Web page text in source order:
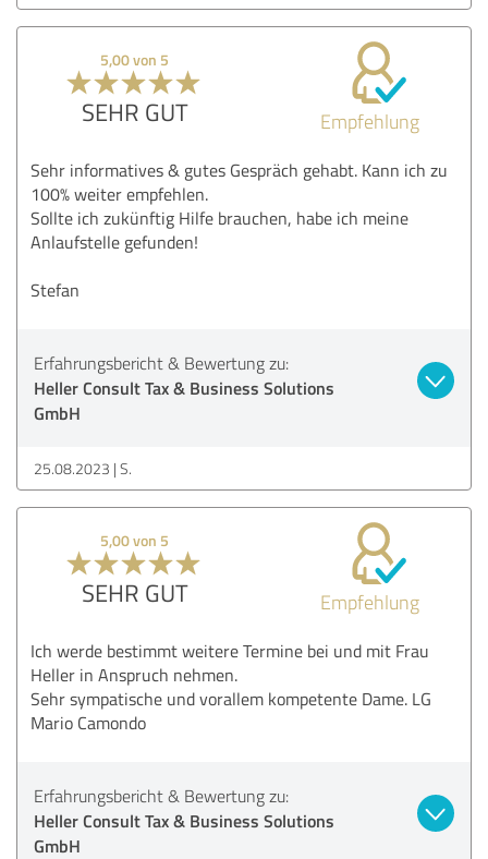
5,00 von 5
SEHR GUT Empfehlung
Sehr informatives & gutes Gespräch gehabt. Kann ich zu
100% weiter empfehlen.
Sollte ich zukünftig Hilfe brauchen, habe ich meine
Anlaufstelle gefunden!
Stefan
Erfahrungsbericht & Bewertung zu:
Heller Consult Tax & Business Solutions
GmbH
25.08.2023 S.
5,00 von 5
SEHR GUT Empfehlung
Ich werde bestimmt weitere Termine bei und mit Frau
Heller in Anspruch nehmen.
Sehr sympatische und vorallem kompetente Dame. LG
Mario Camondo
Erfahrungsbericht & Bewertung zu:
Heller Consult Tax & Business Solutions
GmbH